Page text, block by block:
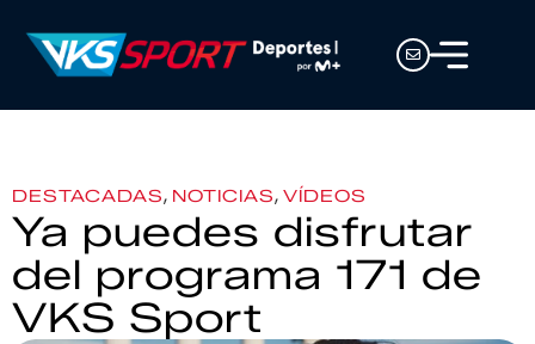
DESTACADAS, NOTICIAS, VÍDEOS
Ya puedes disfrutar
del programa 171 de
VKS Sport